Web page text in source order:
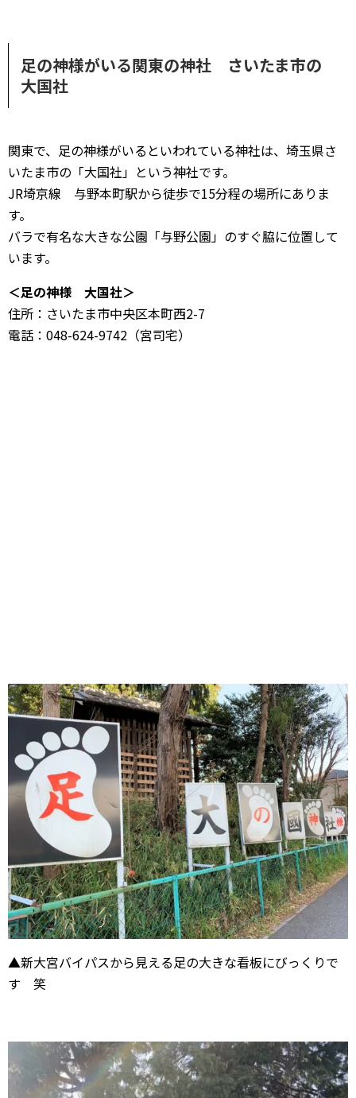
足の神様がいる関東の神社 さいたま市の
大国社
関東で、足の神様がいるといわれている神社は、埼玉県さ
いたま市の「大国社」という神社です。
JR埼京線 与野本町駅から徒歩で15分程の場所にありま
す。
バラで有名な大きな公園「与野公園」のすぐ脇に位置して
います。
＜足の神様 大国社＞
住所：さいたま市中央区本町西2-7
電話：048-624-9742（宮司宅）
▲新大宮バイパスから見える足の大きな看板にびっくりで
す 笑